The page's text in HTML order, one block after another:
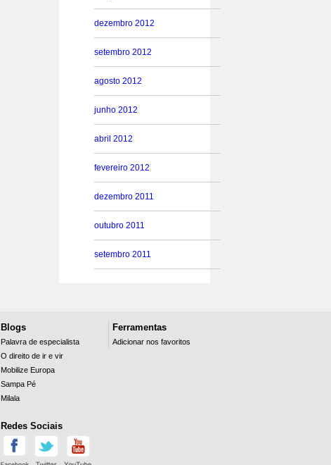
dezembro 2012
setembro 2012
agosto 2012
junho 2012
abril 2012
fevereiro 2012
dezembro 2011
outubro 2011
setembro 2011
Blogs
Palavra de especialista
O direito de ir e vir
Mobilize Europa
Sampa Pé
Milala
Redes Sociais
Ferramentas
Adicionar nos favoritos